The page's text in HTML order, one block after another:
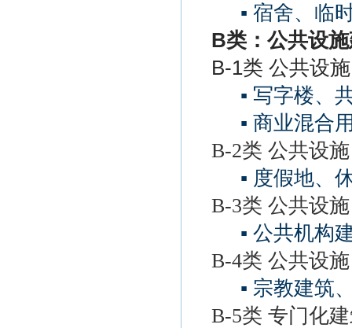
▪ 宿舍、临
B类：公共设
B-1类 公共设
▪ 写字楼、
▪ 商业混合
B-2类 公共设
▪ 度假地、
B-3类 公共设
▪ 公共机构
B-4类 公共设
▪ 宗教建筑
B-5类 专门化